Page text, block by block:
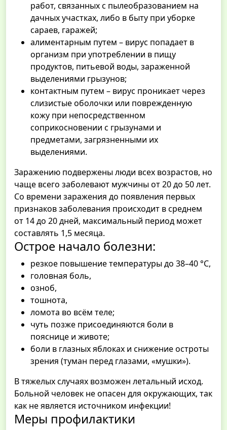
работ, связанных с пылеобразованием на
дачных участках, либо в быту при уборке
сараев, гаражей;
алиментарным путем – вирус попадает в
организм при употреблении в пищу
продуктов, питьевой воды, зараженной
выделениями грызунов;
контактным путем – вирус проникает через
слизистые оболочки или поврежденную
кожу при непосредственном
соприкосновении с грызунами и
предметами, загрязненными их
выделениями.
Заражению подвержены люди всех возрастов, но
чаще всего заболевают мужчины от 20 до 50 лет.
Со времени заражения до появления первых
признаков заболевания происходит в среднем
от 14 до 20 дней, максимальный период может
составлять 1,5 месяца.
Острое начало болезни:
резкое повышение температуры до 38–40 °C,
головная боль,
озноб,
тошнота,
ломота во всём теле;
чуть позже присоединяются боли в
пояснице и животе;
боли в глазных яблоках и снижение остроты
зрения (туман перед глазами, «мушки»).
В тяжелых случаях возможен летальный исход.
Больной человек не опасен для окружающих, так
как не является источником инфекции!
Меры профилактики